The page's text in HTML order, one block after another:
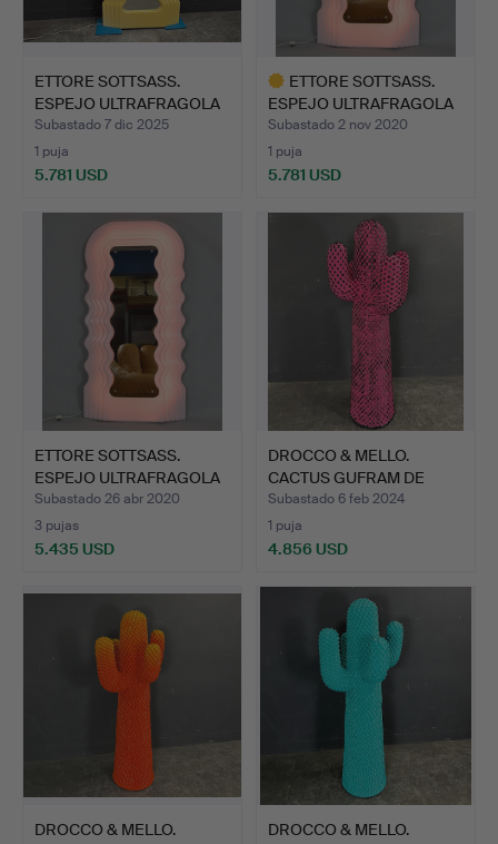
ETTORE SOTTSASS.
ESPEJO ULTRAFRAGOLA
POLTR…
Subastado 7 dic 2025
1 puja
5.781 USD
ETTORE SOTTSASS.
ESPEJO ULTRAFRAGOLA
POLTR…
Subastado 2 nov 2020
1 puja
5.781 USD
ETTORE SOTTSASS.
ESPEJO ULTRAFRAGOLA
POLTR…
Subastado 26 abr 2020
3 pujas
5.435 USD
DROCCO & MELLO.
CACTUS GUFRAM DE
ANDY WARH…
Subastado 6 feb 2024
1 puja
4.856 USD
DROCCO & MELLO.
DROCCO & MELLO.